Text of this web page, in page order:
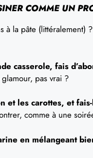
COMME UN
à la pâte
casserole, fais
pas vrai ?
et les carottes, et
comme à une
en mélangeant